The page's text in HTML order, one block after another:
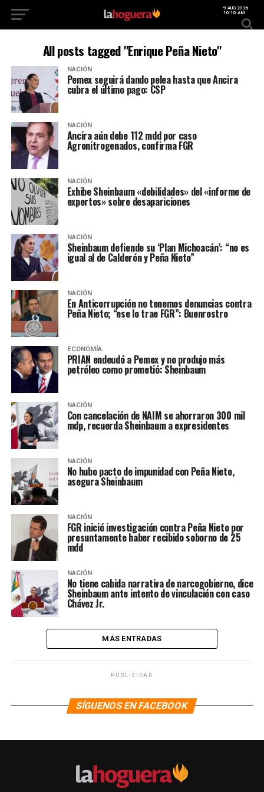
9 AUG 2026
10:10 AM
All posts tagged "Enrique Peña Nieto"
NACIÓN
Pemex seguirá dando pelea hasta que Ancira
cubra el último pago: CSP
NACIÓN
Ancira aún debe 112 mdd por caso
Agronitrogenados, confirma FGR
NACIÓN
Exhibe Sheinbaum «debilidades» del «informe de
expertos» sobre desapariciones
NACIÓN
Sheinbaum defiende su ‘Plan Michoacán’: “no es
igual al de Calderón y Peña Nieto”
NACIÓN
En Anticorrupción no tenemos denuncias contra
Peña Nieto; “ese lo trae FGR”: Buenrostro
ECONOMÍA
PRIAN endeudó a Pemex y no produjo más
petróleo como prometió: Sheinbaum
NACIÓN
Con cancelación de NAIM se ahorraron 300 mil
mdp, recuerda Sheinbaum a expresidentes
NACIÓN
No hubo pacto de impunidad con Peña Nieto,
asegura Sheinbaum
NACIÓN
FGR inició investigación contra Peña Nieto por
presuntamente haber recibido soborno de 25
mdd
NACIÓN
No tiene cabida narrativa de narcogobierno, dice
Sheinbaum ante intento de vinculación con caso
Chávez Jr.
MÁS ENTRADAS
PUBLICIDAD
SÍGUENOS EN FACEBOOK